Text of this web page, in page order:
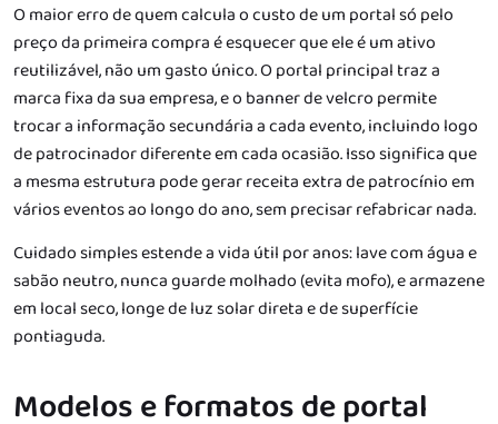
O maior erro de quem calcula o custo de um portal só pelo
preço da primeira compra é esquecer que ele é um ativo
reutilizável, não um gasto único. O portal principal traz a
marca fixa da sua empresa, e o banner de velcro permite
trocar a informação secundária a cada evento, incluindo logo
de patrocinador diferente em cada ocasião. Isso significa que
a mesma estrutura pode gerar receita extra de patrocínio em
vários eventos ao longo do ano, sem precisar refabricar nada.
Cuidado simples estende a vida útil por anos: lave com água e
sabão neutro, nunca guarde molhado (evita mofo), e armazene
em local seco, longe de luz solar direta e de superfície
pontiaguda.
Modelos e formatos de portal